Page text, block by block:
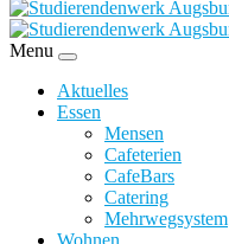
Menu
Aktuelles
Essen
Mensen
Cafeterien
CafeBars
Catering
Mehrwegsystem
Wohnen